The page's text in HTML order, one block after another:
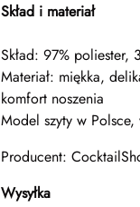
Skład i materiał
Skład: 97% poliester,
Materiał: miękka,
komfort noszenia
Model szyty w
Producent:
Wysyłka